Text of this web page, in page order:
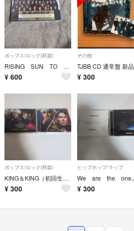
ポップス/ロック(邦楽)
RISING SUN TO THE WORLD（初回生産限定盤／DVD付）
¥ 600
その他
¥ 300
ポップス/ロック(邦楽)
KING＆KING（初回生産限定盤）
¥ 300
ヒップホップ/ラップ
¥ 300